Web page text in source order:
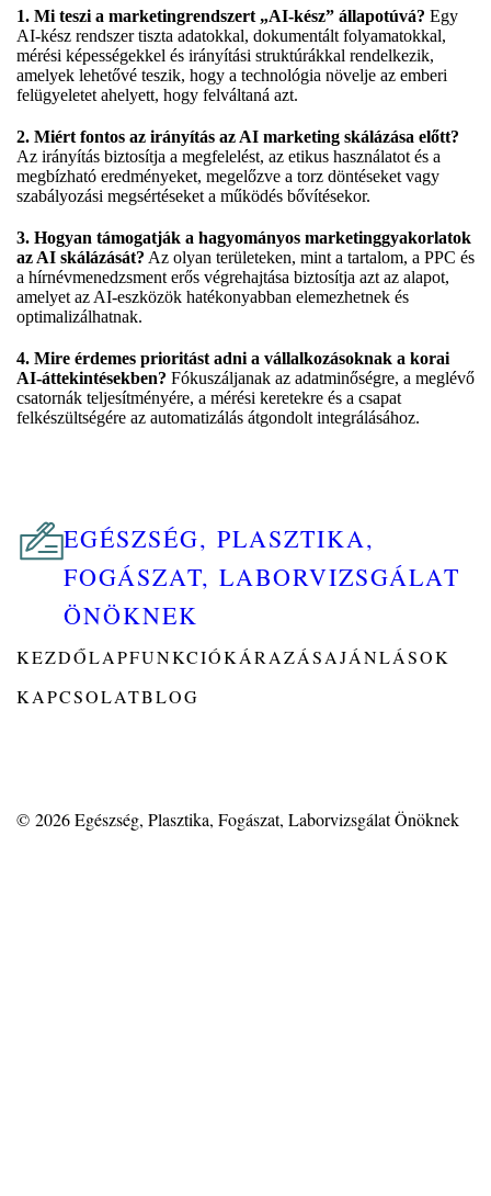
1. Mi teszi a marketingrendszert „AI-kész” állapotúvá? Egy
AI-kész rendszer tiszta adatokkal, dokumentált folyamatokkal,
mérési képességekkel és irányítási struktúrákkal rendelkezik,
amelyek lehetővé teszik, hogy a technológia növelje az emberi
felügyeletet ahelyett, hogy felváltaná azt.
2. Miért fontos az irányítás az AI marketing skálázása előtt?
Az irányítás biztosítja a megfelelést, az etikus használatot és a
megbízható eredményeket, megelőzve a torz döntéseket vagy
szabályozási megsértéseket a működés bővítésekor.
3. Hogyan támogatják a hagyományos marketinggyakorlatok
az AI skálázását? Az olyan területeken, mint a tartalom, a PPC és
a hírnévmenedzsment erős végrehajtása biztosítja azt az alapot,
amelyet az AI-eszközök hatékonyabban elemezhetnek és
optimalizálhatnak.
4. Mire érdemes prioritást adni a vállalkozásoknak a korai
AI-áttekintésekben? Fókuszáljanak az adatminőségre, a meglévő
csatornák teljesítményére, a mérési keretekre és a csapat
felkészültségére az automatizálás átgondolt integrálásához.
EGÉSZSÉG, PLASZTIKA,
FOGÁSZAT, LABORVIZSGÁLAT
ÖNÖKNEK
KEZDŐLAPFUNKCIÓKÁRAZÁSAJÁNLÁSOK
KAPCSOLATBLOG
© 2026Egészség, Plasztika, Fogászat, Laborvizsgálat Önöknek